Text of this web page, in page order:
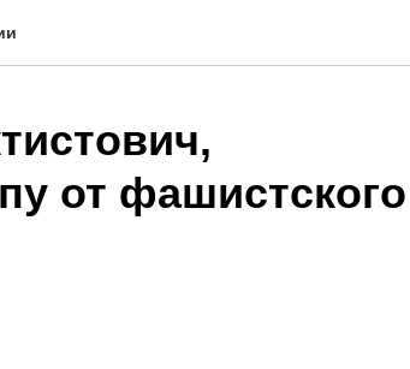
от фашистского